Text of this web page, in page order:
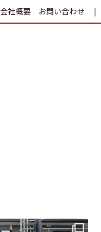
会社概要 お問い合わせ
tomohouseinc